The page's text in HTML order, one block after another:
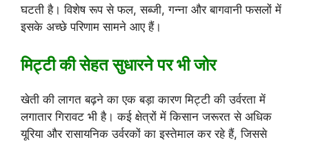
घटती है। विशेष रूप से फल, सब्जी, गन्ना और बागवानी फसलों में
इसके अच्छे परिणाम सामने आए हैं।
मिट्टी की सेहत सुधारने पर भी जोर
खेती की लागत बढ़ने का एक बड़ा कारण मिट्टी की उर्वरता में
लगातार गिरावट भी है। कई क्षेत्रों में किसान जरूरत से अधिक
यूरिया और रासायनिक उर्वरकों का इस्तेमाल कर रहे हैं, जिससे